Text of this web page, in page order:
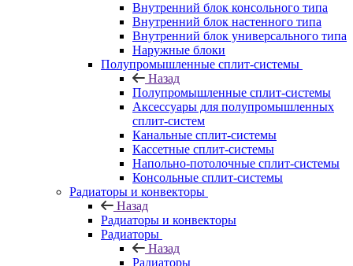
Внутренний блок консольного типа
Внутренний блок настенного типа
Внутренний блок универсального типа
Наружные блоки
Полупромышленные сплит-системы
Назад
Полупромышленные сплит-системы
Аксессуары для полупромышленных
сплит-систем
Канальные сплит-системы
Кассетные сплит-системы
Напольно-потолочные сплит-системы
Консольные сплит-системы
Радиаторы и конвекторы
Назад
Радиаторы и конвекторы
Радиаторы
Назад
Радиаторы